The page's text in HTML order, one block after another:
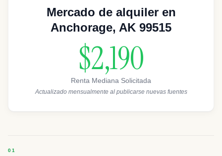
Mercado de alquiler en
Anchorage, AK 99515
$2,190
Renta Mediana Solicitada
Actualizado mensualmente al publicarse nuevas fuentes